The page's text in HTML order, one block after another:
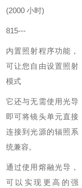
(2000 小时)
815---
内置照射程序功能，
可让您自由设置照射
模式
它还与无需使用光导
即可将镜头单元直接
连接到光源的辐照系
统兼容。
通过使用熔融光导，
可以实现更高的强